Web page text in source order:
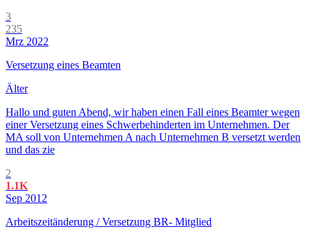
3
235
Mrz 2022
Versetzung eines Beamten
Älter
Hallo und guten Abend, wir haben einen Fall eines Beamter wegen
einer Versetzung eines Schwerbehinderten im Unternehmen. Der
MA soll von Unternehmen A nach Unternehmen B versetzt werden
und das zie
2
1.1K
Sep 2012
Arbeitszeitänderung / Versetzung BR- Mitglied